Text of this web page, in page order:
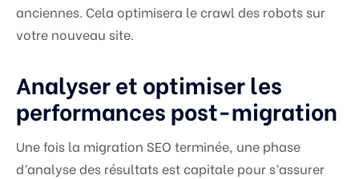
anciennes. Cela optimisera le crawl des robots sur
votre nouveau site.
Analyser et optimiser les
performances post-migration
Une fois la migration SEO terminée, une phase
d’analyse des résultats est capitale pour s’assurer